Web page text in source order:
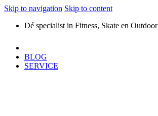
Skip to navigation Skip to content
Dé specialist in Fitness, Skate en Outdoor
BLOG
SERVICE